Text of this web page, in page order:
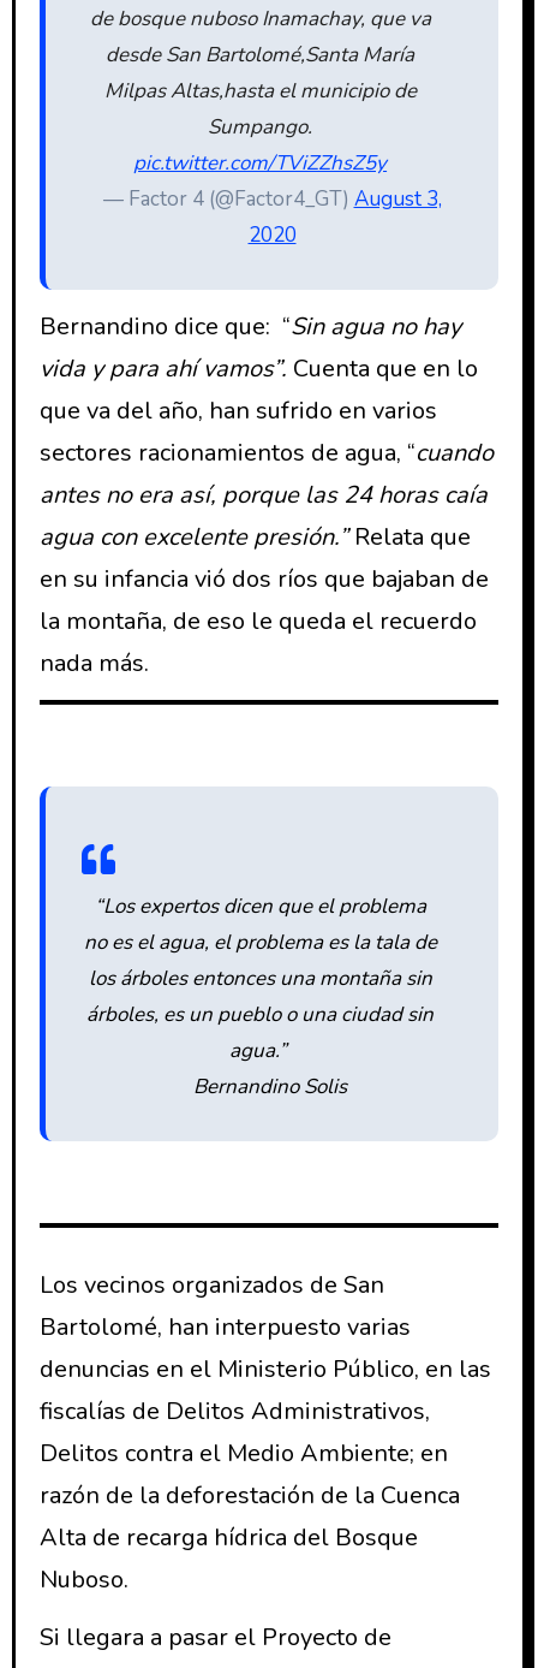
de bosque nuboso Inamachay, que va
desde San Bartolomé,Santa María
Milpas Altas,hasta el municipio de
Sumpango.
pic.twitter.com/TViZZhsZ5y
— Factor 4 (@Factor4_GT) August 3,
2020
Bernandino dice que: “Sin agua no hay
vida y para ahí vamos”. Cuenta que en lo
que va del año, han sufrido en varios
sectores racionamientos de agua, “cuando
antes no era así, porque las 24 horas caía
agua con excelente presión.”Relata que
en su infancia vió dos ríos que bajaban de
la montaña, de eso le queda el recuerdo
nada más.
“Los expertos dicen que el problema
no es el agua, el problema es la tala de
los árboles entonces una montaña sin
árboles, es un pueblo o una ciudad sin
agua.”
Bernandino Solis
Los vecinos organizados de San
Bartolomé, han interpuesto varias
denuncias en el Ministerio Público, en las
fiscalías de Delitos Administrativos,
Delitos contra el Medio Ambiente; en
razón de la deforestación de la Cuenca
Alta de recarga hídrica del Bosque
Nuboso.
Si llegara a pasar el Proyecto de